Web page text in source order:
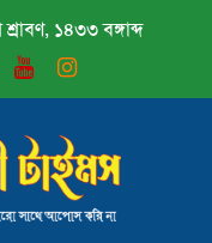
১৪৩৩ বঙ্গাব্দ